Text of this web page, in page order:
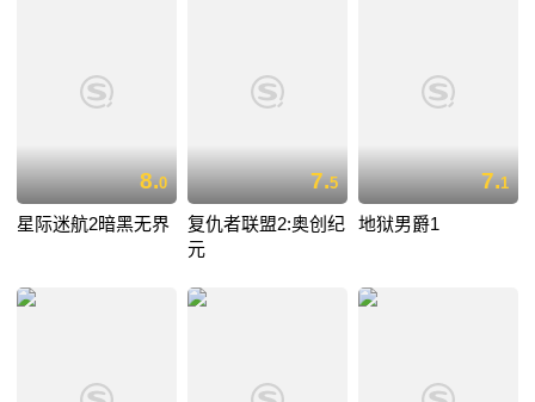
8.0
星际迷航2暗黑无界
7.5
复仇者联盟2:奥创纪
元
7.1
地狱男爵1